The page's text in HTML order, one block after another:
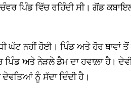
ਪਿੰਡ ਵਿੱਚ ਰਹਿੰਦੀ ਸੀ। ਗੋਂਡ
ਘੱਟ ਨਹੀਂ ਹੋਈ। ਪਿੰਡ ਅਤੇ ਹੋਰ
ਪਿੰਡ ਅਤੇ ਨੇੜਲੇ ਡੈਮ ਦਾ ਹਵਾਲ਼ਾ ਹੈ।
ਨੂੰ ਸੱਦਾ ਦਿੰਦੀ ਹੈ।